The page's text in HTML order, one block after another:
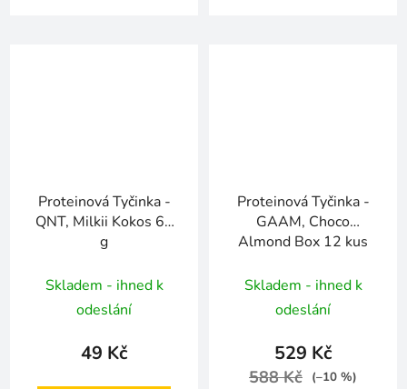
Proteinová Tyčinka -
QNT, Milkii Kokos 60
g
Skladem - ihned k
odeslání
49 Kč
Proteinová Tyčinka -
GAAM, Choco
Almond Box 12 kus
Skladem - ihned k
odeslání
529 Kč
588 Kč (–10 %)